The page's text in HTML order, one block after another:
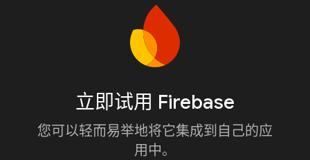
立即试用 Firebase
您可以轻而易举地将它集成到自己的应
用中。